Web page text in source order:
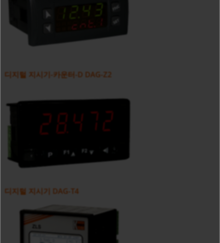
디지털 지시기-카운터-D DAG-Z2
디지털 지시기 DAG-T4